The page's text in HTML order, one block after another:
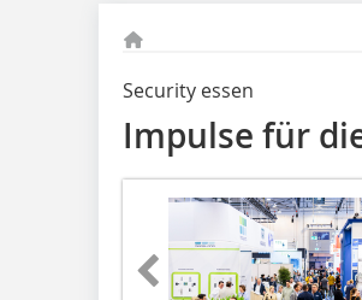
Security essen
Impulse für